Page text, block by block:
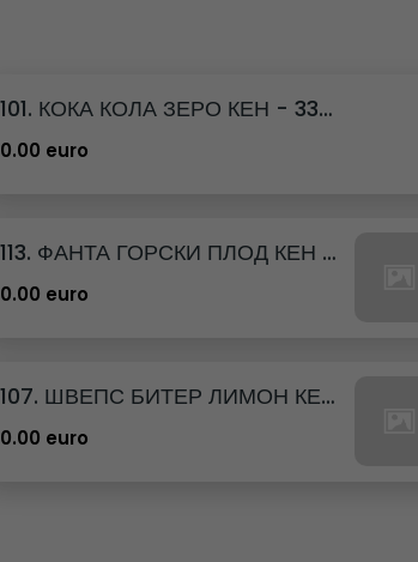
101. КОКА КОЛА ЗЕРО КЕН - 330МЛ.
0.00 euro
113. ФАНТА ГОРСКИ ПЛОД КЕН - 330МЛ.
0.00 euro
107. ШВЕПС БИТЕР ЛИМОН КЕН - 330МЛ.
0.00 euro